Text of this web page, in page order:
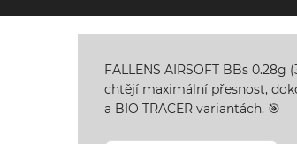
FALLENS AIRSOFT BBs
chtějí maximální přesnost,
a BIO TRACER variantách. 🎯